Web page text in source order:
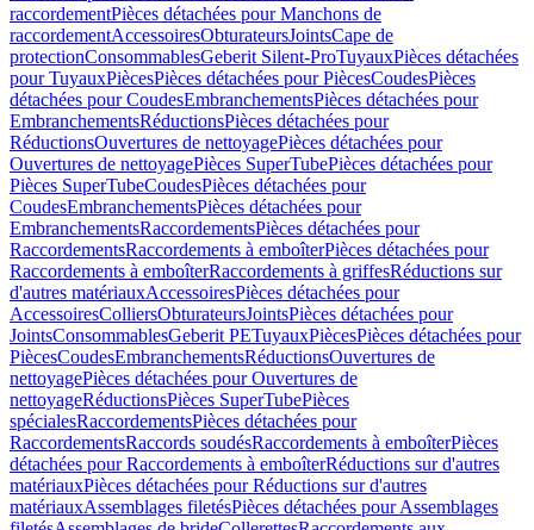
raccordementPièces détachées pour Manchons de
raccordementAccessoiresObturateursJointsCape de
protectionConsommablesGeberit Silent-ProTuyauxPièces détachées
pour TuyauxPiècesPièces détachées pour PiècesCoudesPièces
détachées pour CoudesEmbranchementsPièces détachées pour
EmbranchementsRéductionsPièces détachées pour
RéductionsOuvertures de nettoyagePièces détachées pour
Ouvertures de nettoyagePièces SuperTubePièces détachées pour
Pièces SuperTubeCoudesPièces détachées pour
CoudesEmbranchementsPièces détachées pour
EmbranchementsRaccordementsPièces détachées pour
RaccordementsRaccordements à emboîterPièces détachées pour
Raccordements à emboîterRaccordements à griffesRéductions sur
d'autres matériauxAccessoiresPièces détachées pour
AccessoiresColliersObturateursJointsPièces détachées pour
JointsConsommablesGeberit PETuyauxPiècesPièces détachées pour
PiècesCoudesEmbranchementsRéductionsOuvertures de
nettoyagePièces détachées pour Ouvertures de
nettoyageRéductionsPièces SuperTubePièces
spécialesRaccordementsPièces détachées pour
RaccordementsRaccords soudésRaccordements à emboîterPièces
détachées pour Raccordements à emboîterRéductions sur d'autres
matériauxPièces détachées pour Réductions sur d'autres
matériauxAssemblages filetésPièces détachées pour Assemblages